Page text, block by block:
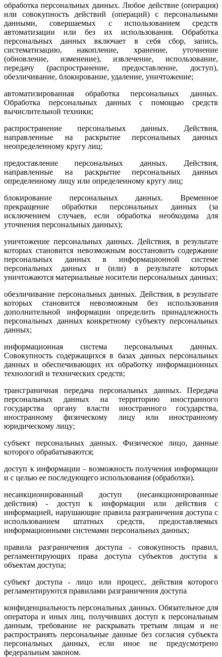
обработка персональных данных. Любое действие (операция)
или совокупность действий (операций) с персональными
данными, совер­шаемых с использованием средств
автоматизации или без их использования. Обработка
персональных данных включает в себя сбор, запись,
систематизацию, накопление, хранение, уточнение
(обновление, изме­нение), извлечение, использование,
передачу (распространение, предо­ставление, доступ),
обезличивание, блокирование, удаление, уничто­жение;
автоматизированная обработка персональных данных.
Обработка персональных данных с помощью средств
вычислительной техники;
распространение персональных данных. Действия,
направленные на рас­крытие персональных данных
неопределенному кругу лиц;
предоставление персональных данных. Действия,
направленные на рас­крытие персональных данных
определенному лицу или определенному кругу лиц;
блокирование персональных данных. Временное
прекращение обработки персональных данных (за
исключением случаев, если обработка необ­ходима для
уточнения персональных данных);
уничтожение персональных данных. Действия, в результате
которых становится невозможным восстановить содержание
персональных дан­ных в информационной системе
персональных данных и (или) в ре­зультате которых
уничтожаются материальные носители персональных данных;
обезличивание персональных данных. Действия, в результате
которых становится невозможным без использования
дополнительной инфор­мации определить принадлежность
персональных данных конкретному субъекту персональных
данных;
информационная система персональных данных.
Совокупность содер­жащихся в базах данных персональных
данных и обеспечивающих их обработку информационных
технологий и технических средств;
трансграничная передача персональных данных. Передача
персональ­ных данных на территорию иностранного
государства органу власти иностранного государства,
иностранному физическому лицу или ино­странному
юридическому лицу;
субъект персональных данных. Физическое лицо, данные
которого об­рабатываются;
доступ к информации - возможность получения информации
и с целью ее последующего использования (обработки).
несанкционированный доступ (несанкционированные
действия) - доступ к информации или действия с
информацией, нарушающие правила разграничения доступа с
использованием штатных средств, предоставляемых
информационными системами персональных данных;
правила разграничения доступа - совокупность правил,
регламентирующих права доступа субъектов доступа к
объектам доступа;
субъект доступа - лицо или процесс, действия которого
регламентируются правилами разграничения доступа
конфиденциальность персональных данных. Обязательное для
опера­тора и иных лиц, получивших доступ к персональным
данным, требо­вание не раскрывать третьим лицам и не
распространять персональные данные без согласия субъекта
персональных данных, если иное не преду­смотрено
федеральным законом.